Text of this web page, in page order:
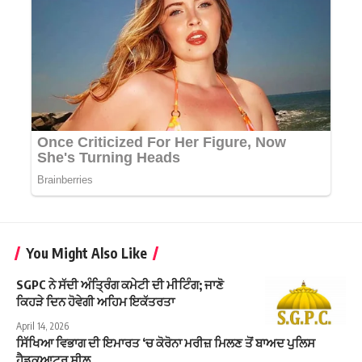
You Might Also Like
SGPC ਨੇ ਸੱਦੀ ਅੰਤ੍ਰਿੰਗ ਕਮੇਟੀ ਦੀ ਮੀਟਿੰਗ; ਜਾਣੋ
ਕਿਹੜੇ ਦਿਨ ਹੋਵੇਗੀ ਅਹਿਮ ਇਕੱਤਰਤਾ
April 14, 2026
ਸਿੱਖਿਆ ਵਿਭਾਗ ਦੀ ਇਮਾਰਤ ‘ਚ ਕੋਰੋਨਾ ਮਰੀਜ਼ ਮਿਲਣ ਤੋਂ ਬਾਅਦ ਪੁਲਿਸ